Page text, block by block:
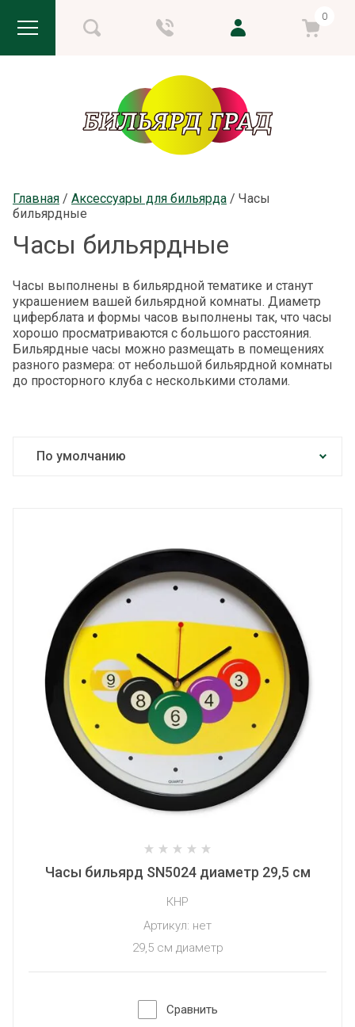
0
Главная / Аксессуары для бильярда / Часы
бильярдные
Часы бильярдные
Часы выполнены в бильярдной тематике и станут
украшением вашей бильярдной комнаты. Диаметр
циферблата и формы часов выполнены так, что часы
хорошо просматриваются с большого расстояния.
Бильярдные часы можно размещать в помещениях
разного размера: от небольшой бильярдной комнаты
до просторного клуба с несколькими столами.
По умолчанию
По названию от А до Я
По названию от Я до А
Часы бильярд SN5024 диаметр 29,5 см
КНР
Артикул: нет
29,5 см диаметр
Сравнить